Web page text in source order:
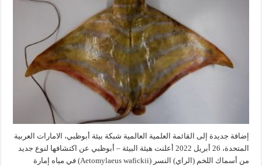
إضافة جديدة إلى القائمة العلمية العالمية شبكة بيئة أبوظبي، الامارات العربية
المتحدة، 26 أبريل 2022 أعلنت هيئة البيئة – أبوظبي عن اكتشافها لنوع جديد
من أسماك اللخم (الراي) النسر (Aetomylaeus wafickii) في مياه إمارة